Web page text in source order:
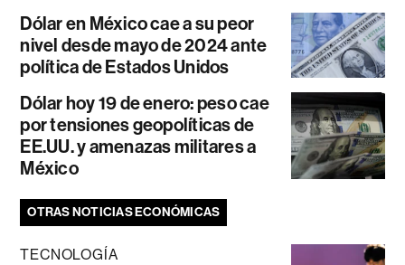
Dólar en México cae a su peor
nivel desde mayo de 2024 ante
política de Estados Unidos
Dólar hoy 19 de enero: peso cae
por tensiones geopolíticas de
EE.UU. y amenazas militares a
México
OTRAS NOTICIAS ECONÓMICAS
TECNOLOGÍA